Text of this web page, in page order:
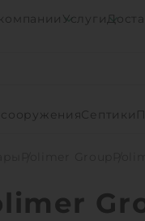
Услуги
Септики